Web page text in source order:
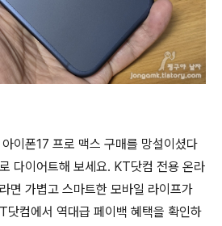
이폰17 프로 맥스 구매를 망설이셨다
다이어트해 보세요. KT닷컴 전용 온라
면 가볍고 스마트한 모바일 라이프가
닷컴에서 역대급 페이백 혜택을 확인하